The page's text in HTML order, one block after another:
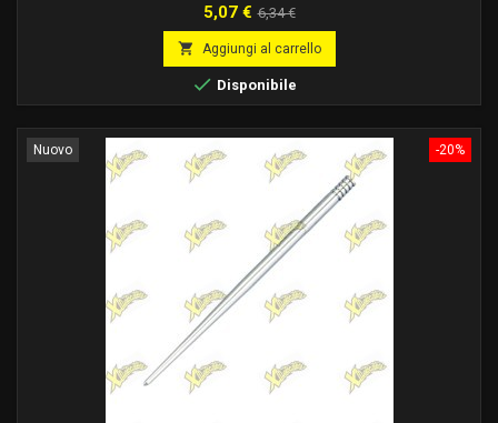
Prezzo
5,07 € Prezzo
base
6,34 €
 Aggiungi al carrello
 Disponibile
-20%
Nuovo